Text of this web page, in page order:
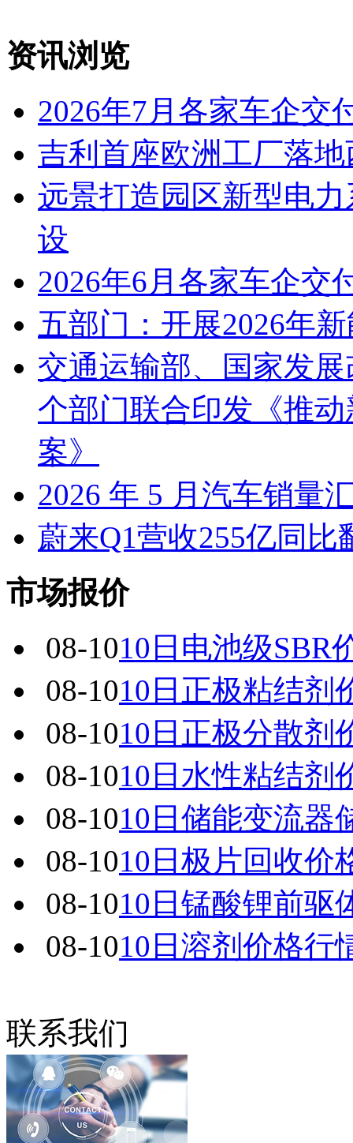
资讯浏览
2026年7月各家车企交
吉利首座欧洲工厂落
远景打造园区新型电
设
2026年6月各家车企交
五部门：开展2026年
交通运输部、国家发
个部门联合印发《推
案》
2026 年 5 月汽车销量
蔚来Q1营收255亿同
市场报价
08-1010日电池级SBR
08-1010日正极粘结剂
08-1010日正极分散剂
08-1010日水性粘结剂
08-1010日储能变流器
08-1010日极片回收价
08-1010日锰酸锂前驱
08-1010日溶剂价格行
联系我们